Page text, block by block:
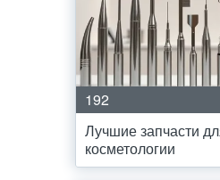
192
Лучшие запчасти
косметологии